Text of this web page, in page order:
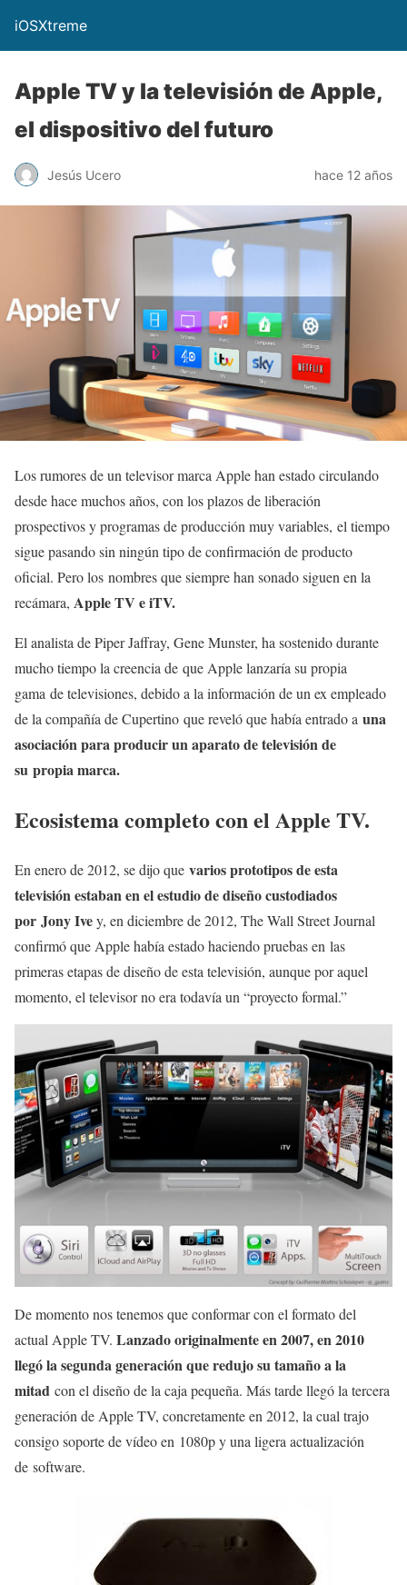
iOSXtreme
Apple TV y la televisión de Apple,
el dispositivo del futuro
Jesús Ucero hace 12 años
Los rumores de un televisor marca Apple han estado circulando
desde hace muchos años, con los plazos de liberación
prospectivos y programas de producción muy variables, el tiempo
sigue pasando sin ningún tipo de confirmación de producto
oficial. Pero los nombres que siempre han sonado siguen en la
recámara, Apple TV e iTV.
El analista de Piper Jaffray, Gene Munster, ha sostenido durante
mucho tiempo la creencia de que Apple lanzaría su propia
gama de televisiones, debido a la información de un ex empleado
de la compañía de Cupertino que reveló que había entrado a una
asociación para producir un aparato de televisión de
su propia marca.
Ecosistema completo con el Apple TV.
En enero de 2012, se dijo que varios prototipos de esta
televisión estaban en el estudio de diseño custodiados
por Jony Ivey, en diciembre de 2012, The Wall Street Journal
confirmó que Apple había estado haciendo pruebas en las
primeras etapas de diseño de esta televisión, aunque por aquel
momento, el televisor no era todavía un “proyecto formal.”
De momento nos tenemos que conformar con el formato del
actual Apple TV. Lanzado originalmente en 2007, en 2010
llegó la segunda generación que redujo su tamaño a la
mitad con el diseño de la caja pequeña. Más tarde llegó la tercera
generación de Apple TV, concretamente en 2012, la cual trajo
consigo soporte de vídeo en 1080p y una ligera actualización
de software.